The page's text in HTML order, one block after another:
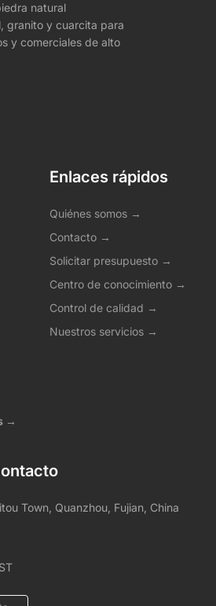
natural
granito y cuarcita para
y comerciales de alto
→
Enlaces rápidos
Quiénes somos →
Contacto →
Solicitar presupuesto →
Centro de conocimiento →
Control de calidad →
Nuestros servicios →
Town, Quanzhou, Fujian, China